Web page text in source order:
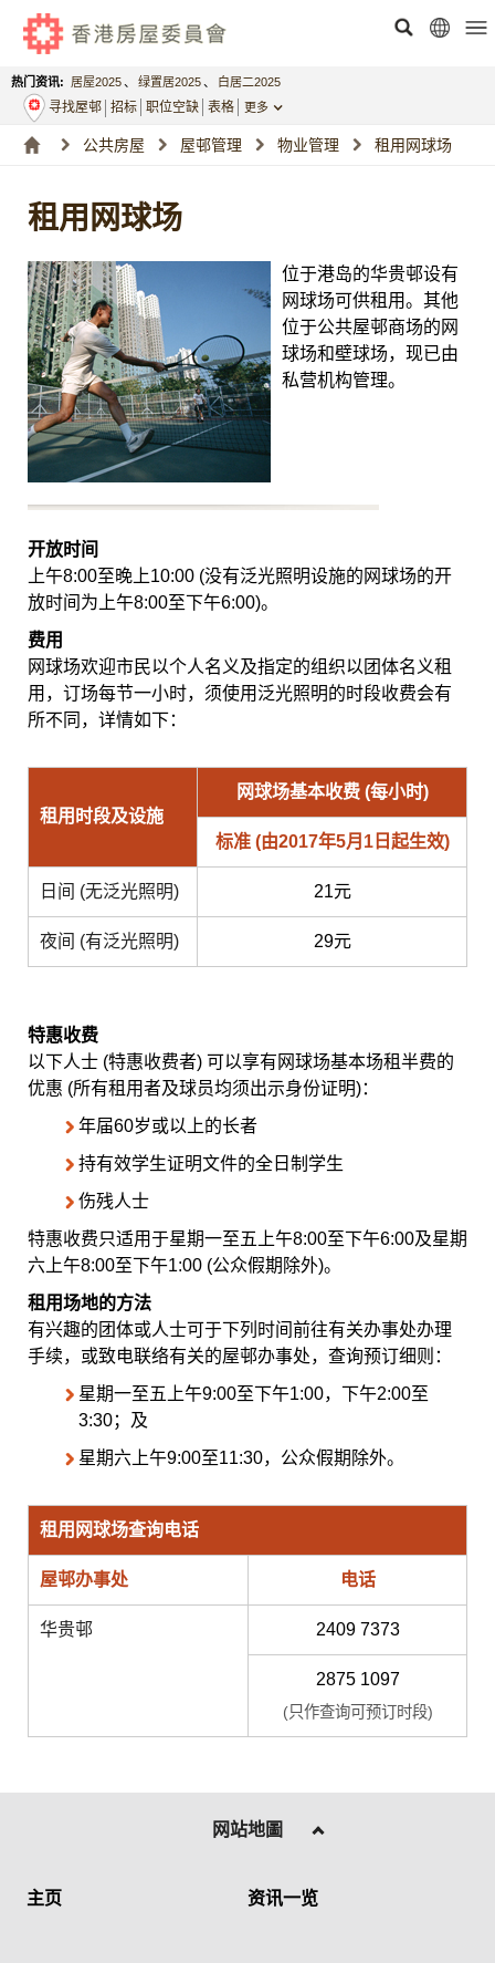
热门资讯: 居屋2025、 绿置居2025、 白居二2025
寻找屋邨 招标 职位空缺 表格 更多
公共房屋 屋邨管理 物业管理 租用网球场
租用网球场
位于港岛的华贵邨设有
网球场可供租用。其他
位于公共屋邨商场的网
球场和壁球场，现已由
私营机构管理。
开放时间
上午8:00至晚上10:00 (没有泛光照明设施的网球场的开
放时间为上午8:00至下午6:00)。
费用
网球场欢迎市民以个人名义及指定的组织以团体名义租
用，订场每节一小时，须使用泛光照明的时段收费会有
所不同，详情如下：
租用时段及设施
网球场基本收费 (每小时)
标准 (由2017年5月1日起生效)
日间 (无泛光照明) 21元
夜间 (有泛光照明) 29元
特惠收费
以下人士 (特惠收费者) 可以享有网球场基本场租半费的
优惠 (所有租用者及球员均须出示身份证明)：
年届60岁或以上的长者
持有效学生证明文件的全日制学生
伤残人士
特惠收费只适用于星期一至五上午8:00至下午6:00及星期
六上午8:00至下午1:00 (公众假期除外)。
租用场地的方法
有兴趣的团体或人士可于下列时间前往有关办事处办理
手续，或致电联络有关的屋邨办事处，查询预订细则：
星期一至五上午9:00至下午1:00，下午2:00至
3:30；及
星期六上午9:00至11:30，公众假期除外。
租用网球场查询电话
屋邨办事处 电话
华贵邨 2409 7373
2875 1097
(只作查询可预订时段)
网站地圖
主页 资讯一览